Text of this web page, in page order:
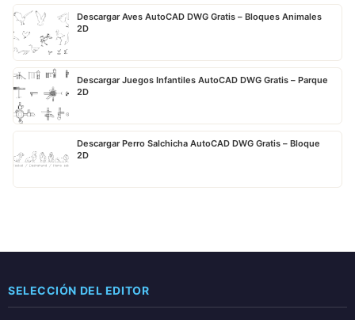
Descargar Aves AutoCAD DWG Gratis – Bloques Animales
2D
Descargar Juegos Infantiles AutoCAD DWG Gratis – Parque
2D
Descargar Perro Salchicha AutoCAD DWG Gratis – Bloque
2D
SELECCIÓN DEL EDITOR